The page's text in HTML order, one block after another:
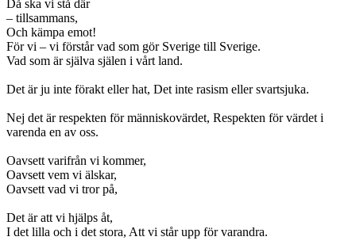
Då ska vi stå där
– tillsammans,
Och kämpa emot!
För vi – vi förstår vad som gör Sverige till Sverige.
Vad som är själva själen i vårt land.
Det är ju inte förakt eller hat, Det inte rasism eller svartsjuka.
Nej det är respekten för människovärdet, Respekten för värdet i
varenda en av oss.
Oavsett varifrån vi kommer,
Oavsett vem vi älskar,
Oavsett vad vi tror på,
Det är att vi hjälps åt,
I det lilla och i det stora, Att vi står upp för varandra.